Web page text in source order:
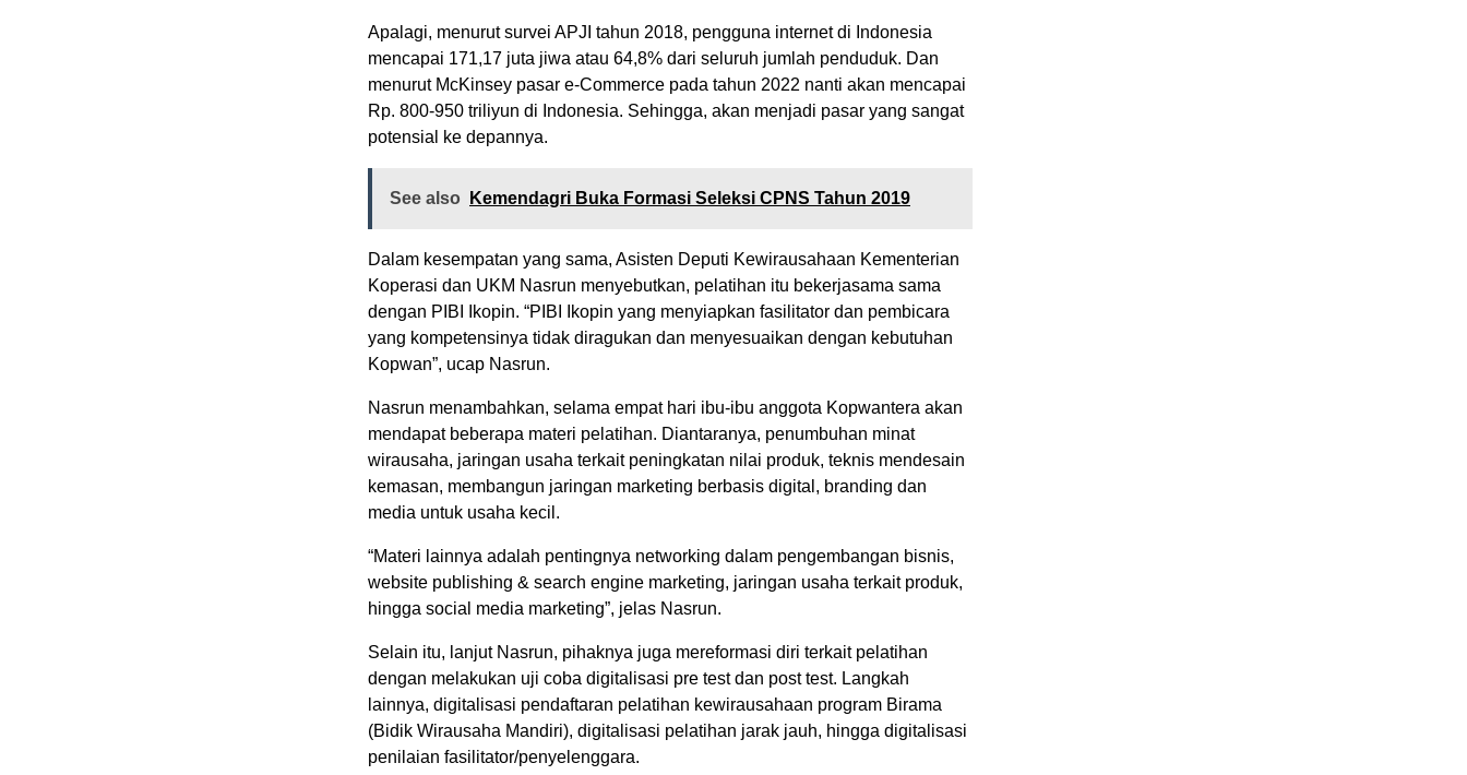
Apalagi, menurut survei APJI tahun 2018, pengguna internet di Indonesia
mencapai 171,17 juta jiwa atau 64,8% dari seluruh jumlah penduduk. Dan
menurut McKinsey pasar e-Commerce pada tahun 2022 nanti akan mencapai
Rp. 800-950 triliyun di Indonesia. Sehingga, akan menjadi pasar yang sangat
potensial ke depannya.
See also Kemendagri Buka Formasi Seleksi CPNS Tahun 2019
Dalam kesempatan yang sama, Asisten Deputi Kewirausahaan Kementerian
Koperasi dan UKM Nasrun menyebutkan, pelatihan itu bekerjasama sama
dengan PIBI Ikopin. “PIBI Ikopin yang menyiapkan fasilitator dan pembicara
yang kompetensinya tidak diragukan dan menyesuaikan dengan kebutuhan
Kopwan”, ucap Nasrun.
Nasrun menambahkan, selama empat hari ibu-ibu anggota Kopwantera akan
mendapat beberapa materi pelatihan. Diantaranya, penumbuhan minat
wirausaha, jaringan usaha terkait peningkatan nilai produk, teknis mendesain
kemasan, membangun jaringan marketing berbasis digital, branding dan
media untuk usaha kecil.
“Materi lainnya adalah pentingnya networking dalam pengembangan bisnis,
website publishing & search engine marketing, jaringan usaha terkait produk,
hingga social media marketing”, jelas Nasrun.
Selain itu, lanjut Nasrun, pihaknya juga mereformasi diri terkait pelatihan
dengan melakukan uji coba digitalisasi pre test dan post test. Langkah
lainnya, digitalisasi pendaftaran pelatihan kewirausahaan program Birama
(Bidik Wirausaha Mandiri), digitalisasi pelatihan jarak jauh, hingga digitalisasi
penilaian fasilitator/penyelenggara.